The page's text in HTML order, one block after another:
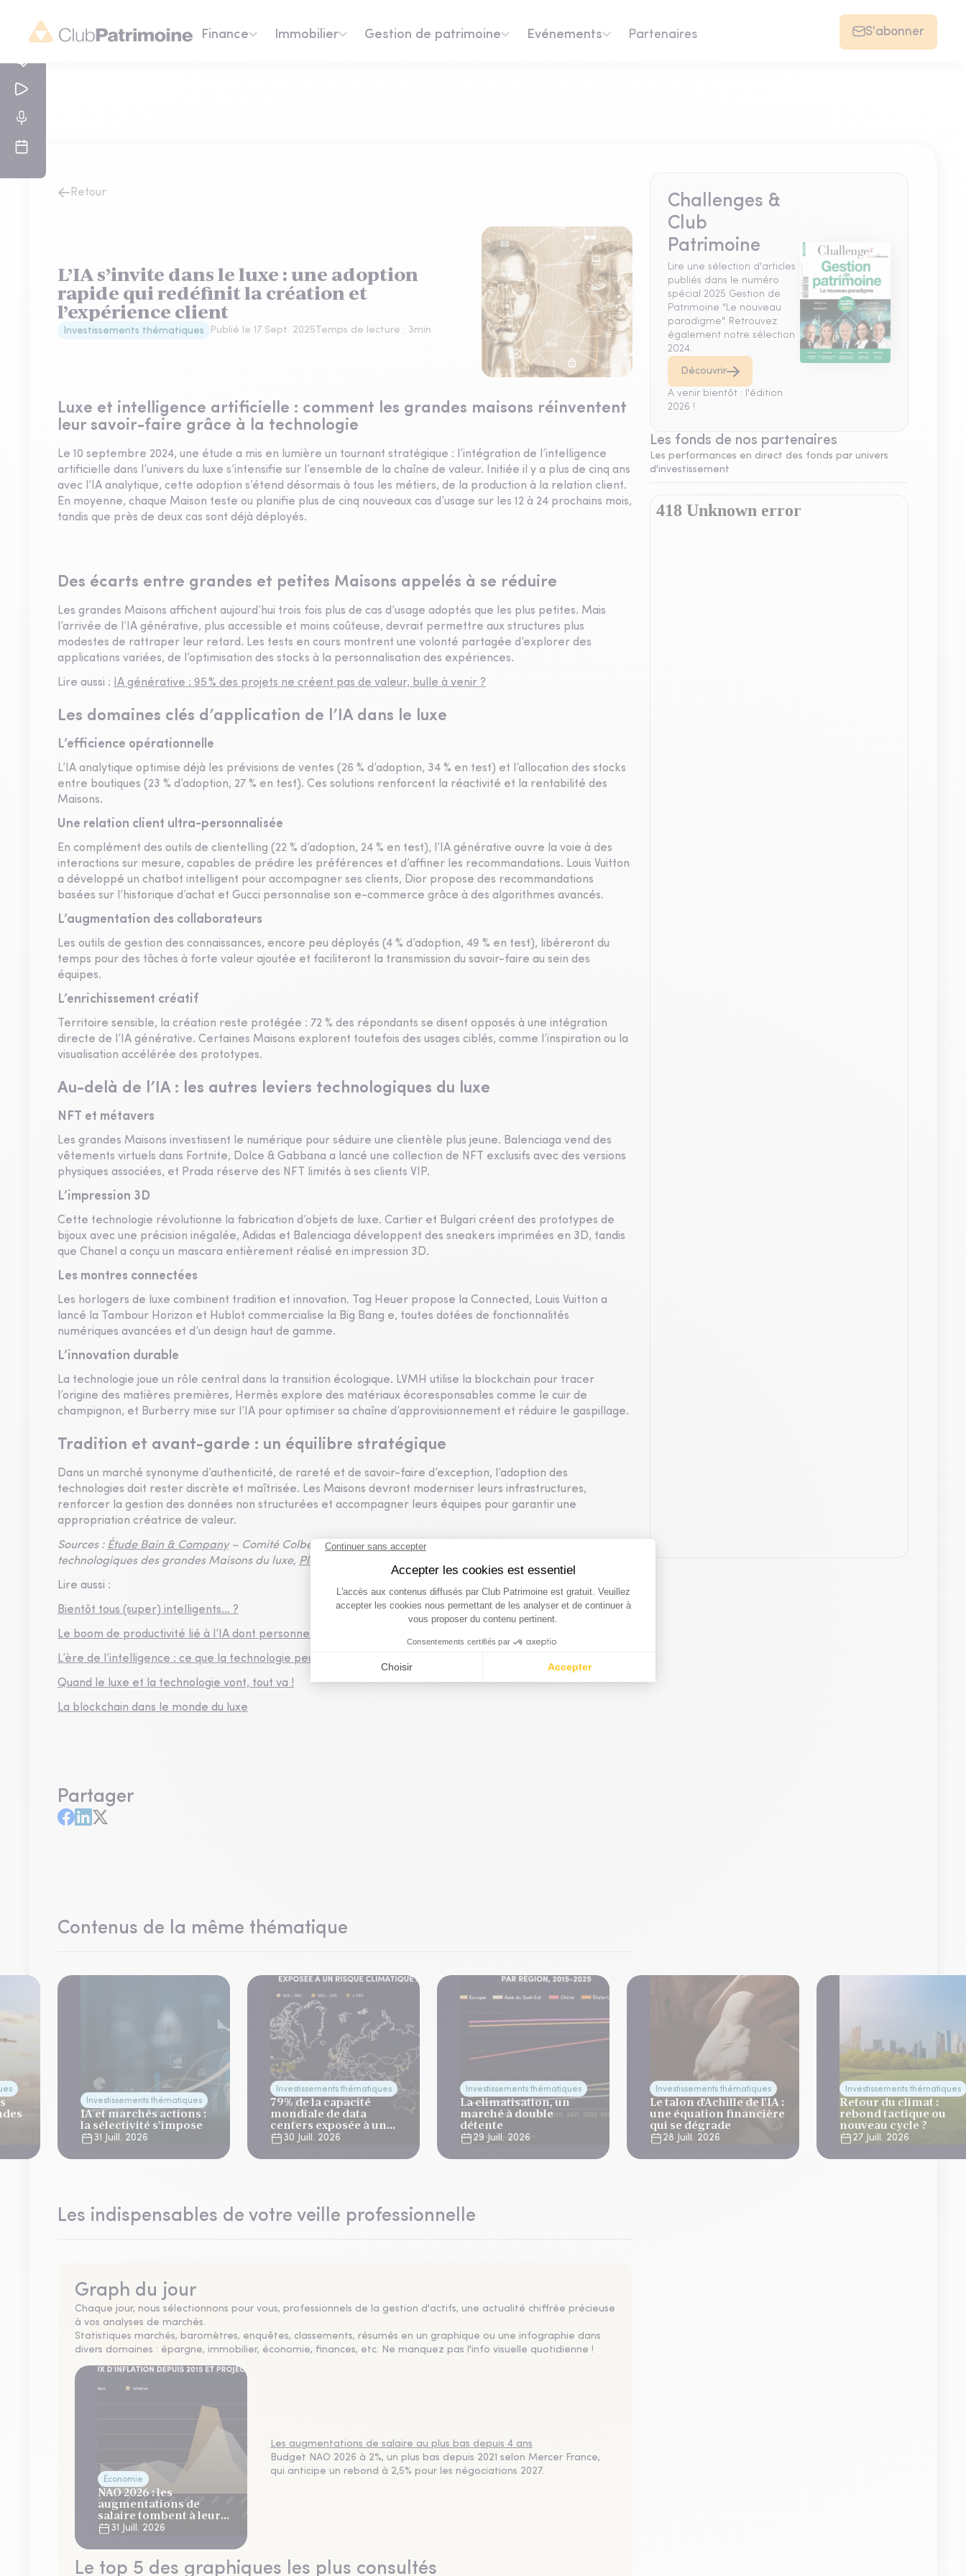
Finance Immobilier Gestion de patrimoine Evénements Partenaires S'abonner
Retour
L’IA s’invite dans le luxe : une adoption
rapide qui redéfinit la création et
l’expérience client
Investissements thématiques Publié le 17 Sept. 2025Temps de lecture : 3min
Luxe et intelligence artificielle : comment les grandes maisons réinventent
leur savoir-faire grâce à la technologie
Le 10 septembre 2024, une étude a mis en lumière un tournant stratégique : l’intégration de l’intelligence
artificielle dans l’univers du luxe s’intensifie sur l’ensemble de la chaîne de valeur. Initiée il y a plus de cinq ans
avec l’IA analytique, cette adoption s’étend désormais à tous les métiers, de la production à la relation client.
En moyenne, chaque Maison teste ou planifie plus de cinq nouveaux cas d’usage sur les 12 à 24 prochains mois,
tandis que près de deux cas sont déjà déployés.
Des écarts entre grandes et petites Maisons appelés à se réduire
Les grandes Maisons affichent aujourd’hui trois fois plus de cas d’usage adoptés que les plus petites. Mais
l’arrivée de l’IA générative, plus accessible et moins coûteuse, devrait permettre aux structures plus
modestes de rattraper leur retard. Les tests en cours montrent une volonté partagée d’explorer des
applications variées, de l’optimisation des stocks à la personnalisation des expériences.
Lire aussi : IA générative : 95 % des projets ne créent pas de valeur, bulle à venir ?
Les domaines clés d’application de l’IA dans le luxe
L’efficience opérationnelle
L’IA analytique optimise déjà les prévisions de ventes (26 % d’adoption, 34 % en test) et l’allocation des stocks
entre boutiques (23 % d’adoption, 27 % en test). Ces solutions renforcent la réactivité et la rentabilité des
Maisons.
Une relation client ultra-personnalisée
En complément des outils de clientelling (22 % d’adoption, 24 % en test), l’IA générative ouvre la voie à des
interactions sur mesure, capables de prédire les préférences et d’affiner les recommandations. Louis Vuitton
a développé un chatbot intelligent pour accompagner ses clients, Dior propose des recommandations
basées sur l’historique d’achat et Gucci personnalise son e-commerce grâce à des algorithmes avancés.
L’augmentation des collaborateurs
Les outils de gestion des connaissances, encore peu déployés (4 % d’adoption, 49 % en test), libéreront du
temps pour des tâches à forte valeur ajoutée et faciliteront la transmission du savoir-faire au sein des
équipes.
L’enrichissement créatif
Territoire sensible, la création reste protégée : 72 % des répondants se disent opposés à une intégration
directe de l’IA générative. Certaines Maisons explorent toutefois des usages ciblés, comme l’inspiration ou la
visualisation accélérée des prototypes.
Au-delà de l’IA : les autres leviers technologiques du luxe
NFT et métavers
Les grandes Maisons investissent le numérique pour séduire une clientèle plus jeune. Balenciaga vend des
vêtements virtuels dans Fortnite, Dolce & Gabbana a lancé une collection de NFT exclusifs avec des versions
physiques associées, et Prada réserve des NFT limités à ses clients VIP.
L’impression 3D
Cette technologie révolutionne la fabrication d’objets de luxe. Cartier et Bulgari créent des prototypes de
bijoux avec une précision inégalée, Adidas et Balenciaga développent des sneakers imprimées en 3D, tandis
que Chanel a conçu un mascara entièrement réalisé en impression 3D.
Les montres connectées
Les horlogers de luxe combinent tradition et innovation. Tag Heuer propose la Connected, Louis Vuitton a
lancé la Tambour Horizon et Hublot commercialise la Big Bang e, toutes dotées de fonctionnalités
numériques avancées et d’un design haut de gamme.
L’innovation durable
La technologie joue un rôle central dans la transition écologique. LVMH utilise la blockchain pour tracer
l’origine des matières premières, Hermès explore des matériaux écoresponsables comme le cuir de
champignon, et Burberry mise sur l’IA pour optimiser sa chaîne d’approvisionnement et réduire le gaspillage.
Tradition et avant-garde : un équilibre stratégique
Dans un marché synonyme d’authenticité, de rareté et de savoir-faire d’exception, l’adoption des
technologies doit rester discrète et maîtrisée. Les Maisons devront moderniser leurs infrastructures,
renforcer la gestion des données non structurées et accompagner leurs équipes pour garantir une
appropriation créatrice de valeur.
Sources : Étude Bain & Company– Comité Colbert, et analyses sectorielles sur les investissements
technologiques des grandes Maisons du luxe, Planète Grandes Ecoles
Lire aussi :
Bientôt tous (super) intelligents… ?
Le boom de productivité lié à l’IA dont personne ne parle
L’ère de l’intelligence : ce que la technologie peut apprendre aux marchés d’aujourd’hui
Quand le luxe et la technologie vont, tout va !
La blockchain dans le monde du luxe
Partager
Contenus de la même thématique
Investissements thématiques
IA et marchés actions :
la sélectivité s’impose
31 Juill. 2026
Investissements thématiques
79% de la capacité
mondiale de data
centers exposée à un
risque climatique aigu
30 Juill. 2026
Investissements thématiques
La climatisation, un
marché à double
détente
29 Juill. 2026
Investissements thématiques
Le talon d’Achille de l’IA :
une équation financière
qui se dégrade
28 Juill. 2026
Investissements thématiques
Retour du climat :
rebond tactique ou
nouveau cycle ?
27 Juill. 2026
Les indispensables de votre veille professionnelle
Graph du jour
Chaque jour, nous sélectionnons pour vous, professionnels de la gestion d'actifs, une actualité chiffrée précieuse
à vos analyses de marchés.
Statistiques marchés, baromètres, enquêtes, classements, résumés en un graphique ou une infographie dans
divers domaines : épargne, immobilier, économie, finances, etc. Ne manquez pas l'info visuelle quotidienne !
Économie
NAO 2026 : les
augmentations de
salaire tombent à leur
plus bas niveau depuis 4
ans
31 Juill. 2026
Les augmentations de salaire au plus bas depuis 4 ans
Budget NAO 2026 à 2%, un plus bas depuis 2021 selon Mercer France,
qui anticipe un rebond à 2,5% pour les négociations 2027.
Le top 5 des graphiques les plus consultés
Challenges &
Club
Patrimoine
Lire une sélection d'articles
publiés dans le numéro
spécial 2025 Gestion de
Patrimoine "Le nouveau
paradigme". Retrouvez
également notre sélection
2024.
Découvrir
A venir bientôt : l'édition
2026 !
Les fonds de nos partenaires
Les performances en direct des fonds par univers
d'investissement